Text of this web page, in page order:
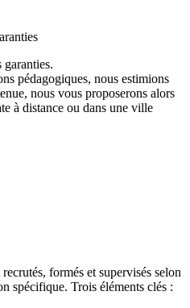
garanties.
pédagogiques, nous estimions
nous vous proposerons alors
à distance ou dans une ville
formés et supervisés selon
spécifique. Trois éléments clés :